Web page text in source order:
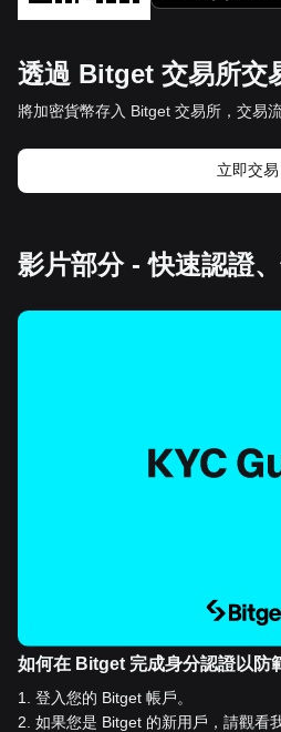
透過 Bitget 交易所交
將加密貨幣存入 Bitget 交易所，交易
立即交易
影片部分 - 快速認證
如何在 Bitget 完成身分認證以防
1
登入您的 Bitget 帳戶。
2 如果您是 Bitget 的新用戶，請觀看